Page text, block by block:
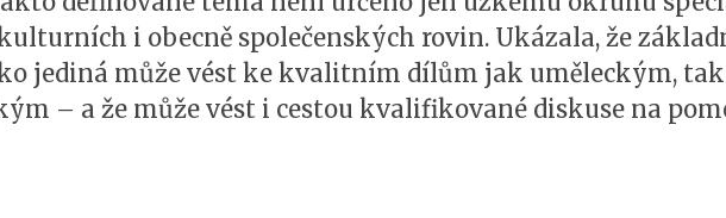
i obecně společenských rovin. Ukázala, že
jediná může vést ke kvalitním dílům jak uměleckým, tak
– a že může vést i cestou kvalifikované diskuse na